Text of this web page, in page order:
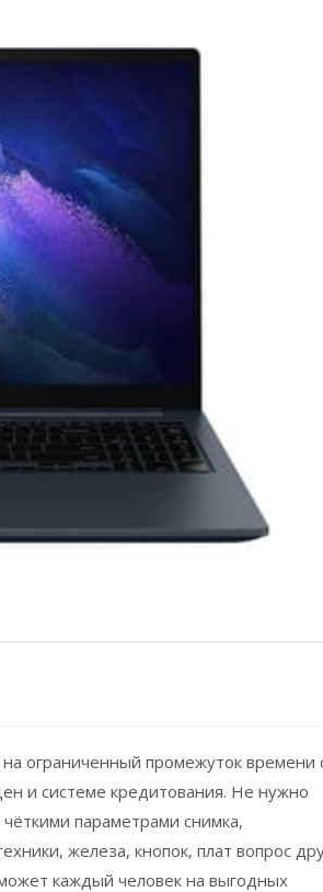
ограниченный промежуток времени
и системе кредитования. Не нужно
параметрами снимка,
железа, кнопок, плат вопрос
каждый человек на выгодных